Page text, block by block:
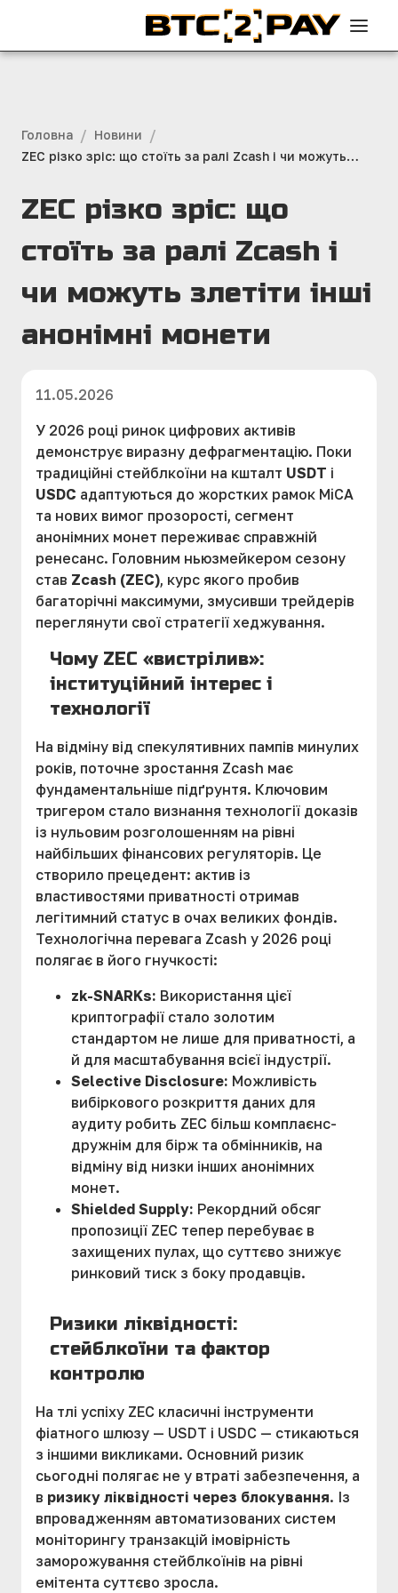
Головна / Новини /
ZEC різко зріс: що стоїть за ралі Zcash і чи можуть
ZEC різко зріс: що
стоїть за ралі Zcash і
чи можуть злетіти інші
анонімні монети
11.05.2026
У 2026 році ринок цифрових активів
демонструє виразну дефрагментацію. Поки
традиційні стейблкоїни на кшталт USDT і
USDC адаптуються до жорстких рамок MiCA
та нових вимог прозорості, сегмент
анонімних монет переживає справжній
ренесанс. Головним ньюзмейкером сезону
став Zcash (ZEC), курс якого пробив
багаторічні максимуми, змусивши трейдерів
переглянути свої стратегії хеджування.
Чому ZEC «вистрілив»:
інституційний інтерес і
технології
На відміну від спекулятивних пампів минулих
років, поточне зростання Zcash має
фундаментальніше підґрунтя. Ключовим
тригером стало визнання технології доказів
із нульовим розголошенням на рівні
найбільших фінансових регуляторів. Це
створило прецедент: актив із
властивостями приватності отримав
легітимний статус в очах великих фондів.
Технологічна перевага Zcash у 2026 році
полягає в його гнучкості:
zk-SNARKs: Використання цієї
криптографії стало золотим
стандартом не лише для приватності, а
й для масштабування всієї індустрії.
Selective Disclosure: Можливість
вибіркового розкриття даних для
аудиту робить ZEC більш комплаєнс-
дружнім для бірж та обмінників, на
відміну від низки інших анонімних
монет.
Shielded Supply: Рекордний обсяг
пропозиції ZEC тепер перебуває в
захищених пулах, що суттєво знижує
ринковий тиск з боку продавців.
Ризики ліквідності:
стейблкоїни та фактор
контролю
На тлі успіху ZEC класичні інструменти
фіатного шлюзу — USDT і USDC — стикаються
з іншими викликами. Основний ризик
сьогодні полягає не у втраті забезпечення, а
в ризику ліквідності через блокування. Із
впровадженням автоматизованих систем
моніторингу транзакцій імовірність
заморожування стейблкоїнів на рівні
емітента суттєво зросла.